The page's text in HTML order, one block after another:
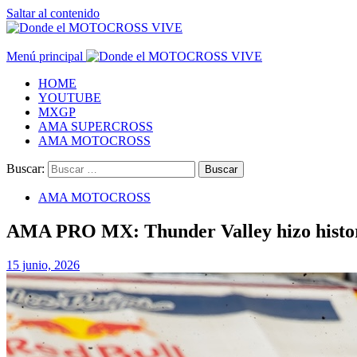
Saltar al contenido
Menú principal
HOME
YOUTUBE
MXGP
AMA SUPERCROSS
AMA MOTOCROSS
Buscar:
AMA MOTOCROSS
AMA PRO MX: Thunder Valley hizo
15 junio, 2026